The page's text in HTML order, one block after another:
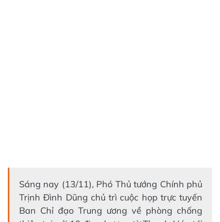
Sáng nay (13/11), Phó Thủ tướng Chính phủ
Trịnh Đình Dũng chủ trì cuộc họp trực tuyến
Ban Chỉ đạo Trung ương về phòng chống